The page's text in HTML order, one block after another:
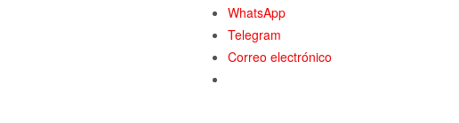
WhatsApp
Telegram
Correo electrónico